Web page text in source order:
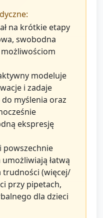
na krótkie etapy
swobodna
modeluje
i zadaje
myślenia oraz
ekspresję
powszechnie
łatwą
trudności (więcej/
przy pipetach,
dla dzieci